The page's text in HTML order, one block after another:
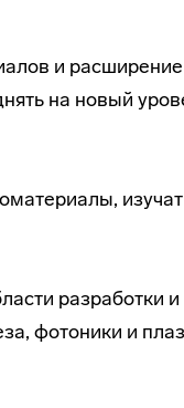
и
на новый
разработки
фотоники и